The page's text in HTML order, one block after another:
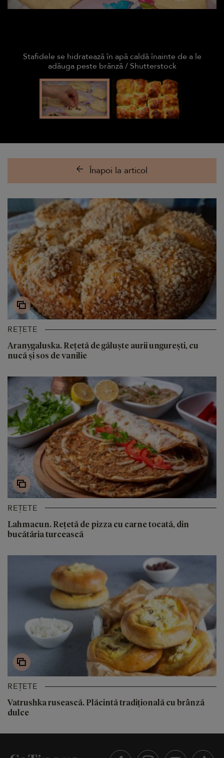
Stafidele se hidratează în apă caldă înainte de a le
adăuga peste brânză / Shutterstock
Înapoi la articol
REȚETE
Aranygaluska. Rețetă de găluște aurii ungurești, cu
nucă și sos de vanilie
REȚETE
Lahmacun. Rețetă de pizza cu carne tocată, din
bucătăria turcească
REȚETE
Vatrushka rusească. Plăcintă tradițională cu brânză
dulce